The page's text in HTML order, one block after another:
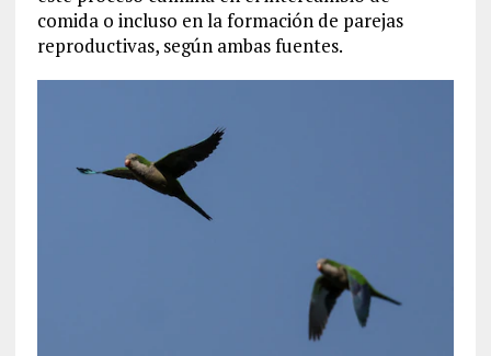
comida o incluso en la formación de parejas
reproductivas, según ambas fuentes.